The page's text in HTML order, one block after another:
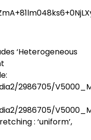
‘Heterogeneous
2986705/
2986705/
: ‘uniform’,